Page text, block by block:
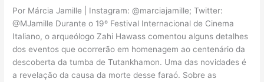
encanta
o
mundo!
Por Márcia Jamille | Instagram: @marciajamille; Twitter:
@MJamille Durante o 19º Festival Internacional de Cinema
Italiano, o arqueólogo Zahi Hawass comentou alguns detalhes
dos eventos que ocorrerão em homenagem ao centenário da
descoberta da tumba de Tutankhamon. Uma das novidades é
a revelação da causa da morte desse faraó. Sobre as